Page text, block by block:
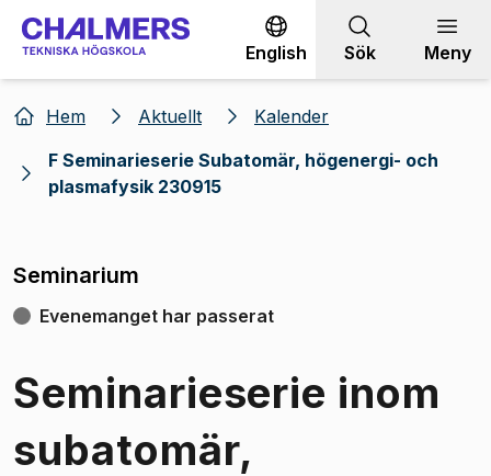
Gå till innehållet
English Sök Meny
Hem Aktuellt
Kalender
F Seminarieserie Subatomär, högenergi- och
plasmafysik 230915
Seminarium
Evenemanget har passerat
Seminarieserie inom
subatomär,